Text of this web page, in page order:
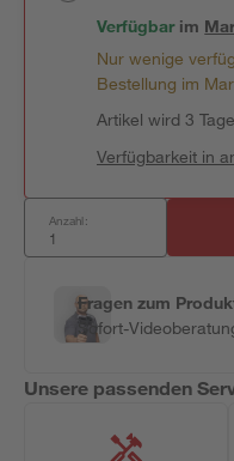
Verfügbar im
Nur wenige
Bestellung im
Artikel wird 3
Verfügbarkeit in
Anzahl:
Fragen zum
Sofort-
Unsere passenden